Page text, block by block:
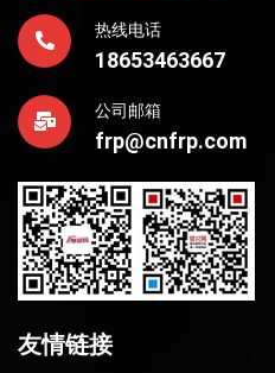
热线电话
18653463667
公司邮箱
frp@cnfrp.com
友情链接